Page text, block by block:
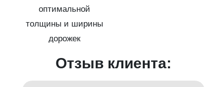
оптимальной
толщины и ширины
дорожек
Отзыв клиента: